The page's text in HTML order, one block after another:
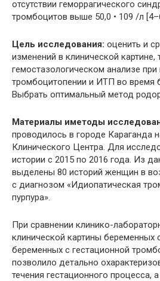
отсутствии геморрагического
тромбоцитов выше 50,0 • 109 /л
Цель исследования: оценить и
изменений в клинической картине,
гемостазологическом анализе при
тромбоцитопении и ИТП во время
Выбрать оптимальный метод
Материалы иметоды
проводилось в городе Караганда
Клинического Центра. Для
истории с 2015 по 2016 года. Из
выделены 80 историй женщин в
с диагнозом «Идиопатическая
пурпура».
При сравнении клинико-
клинической картины беременных
беременных с гестационной
позволило детально
течения гестационного процесса,